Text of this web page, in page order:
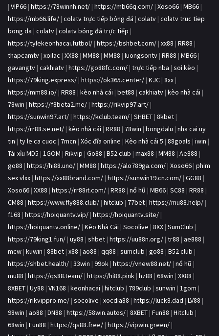
| VIP66 | https://78winnh.net/ | https://mb66q.com/ | Xoso66 | MB66 |
https://mb66.life/ | colatv trực tiếp bóng đá | colatv | colatv truc tiep
bong da | colatv | colatv bóng đá trực tiếp |
https://tylekeonhacai.futbol/ | https://bshbet.com/ | xx88 | RR88 |
thapcamtv | xoilac | XX88 | MM88 | MM88 | luongsontv | RR88 | MB66 |
gavangtv | cakhiatv | https://go88fc.com/ | trực tiếp nba | soi kèo |
https://79king.express/ | https://ok365.center/ | KJC | 8xx |
https://mm88.io/ | RR88 | kèo nhà cái | bet88 | cakhiatv | kèo nhà cái |
78win | https://f8beta2.me/ | https://rikvip97.art/ |
https://sunwin97.art/ | https://kclub.team/ | SHBET | 8kbet |
https://rr88.se.net/ | kèo nhà cái | RR88 | 78win | bongdalu | nha cai uy
tin | ty le ca cuoc | 7mcn | Xóc đĩa online | Kèo nhà cái 5 | 88goals | iwin |
Tài xỉu MD5 | 1GOM | Rikvip | Go88 | B52 club | max88 | MM88 | Ae888 |
go88 | https://hi88.uno/ | MM88 | https://alo789ga.com/ | Xoso66 | phim
sex vlxx | https://xx88brand.com/ | https://sunwin19.cn.com/ | GG88 |
Xoso66 | XX88 | https://rr88it.com/ | RR88 | nổ hũ | MB66 | SC88 | RR88 |
CM88 | https://www.fly888.club/ | hitclub | 77bet | https://mu88.help/ |
f168 | https://hoiquantv.vip/ | https://hoiquantv.site/ |
https://hoiquantv.online/ | Kèo Nhà Cái | Socolive | 8XX | SumClub |
https://79king1.fun/ | uy88 | shbet | https://uu88n.org/ | tr88 | ae888 |
mcw | kuwin | 88bet | x88 | ao88 | qq88 | sumclub | go88 | B52 club |
https://shbet.health/ | 33win | 99ok | https://vnew88.net/ | nổ hũ |
mu88 | https://qs88.team/ | https://hi88.pink | hz88 | 68win | XX88 |
8XBET | Uy88 | VN168 | keonhacai | hitclub | 789club | sunwin | 1gom |
https://rikvippro.me/ | socolive | xocdia88 | https://luck8.dad | LV88 |
98win | ao88 | DN88 | https://58win.autos/ | 8XBET | Fun88 | Hitclub |
68win | Fun88 | https://qs88.free/ | https://vipwin.green/ |